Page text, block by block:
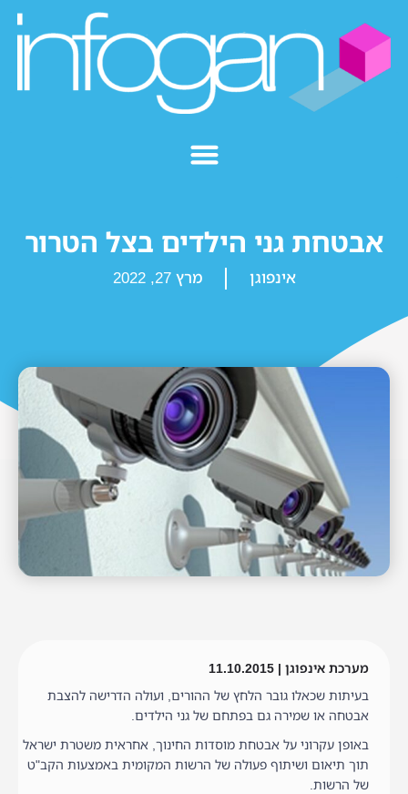
אבטחת גני הילדים בצל הטרור
אינפוגן מרץ 27, 2022
מערכת אינפוגן | 11.10.2015
בעיתות שכאלו גובר הלחץ של ההורים, ועולה הדרישה להצבת
אבטחה או שמירה גם בפתחם של גני הילדים.
באופן עקרוני על אבטחת מוסדות החינוך, אחראית משטרת ישראל
תוך תיאום ושיתוף פעולה של הרשות המקומית באמצעות הקב"ט
של הרשות.